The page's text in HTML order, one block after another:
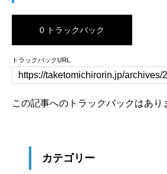
0 トラックバック
トラックバックURL
この記事へのトラックバックはあり
カテゴリー